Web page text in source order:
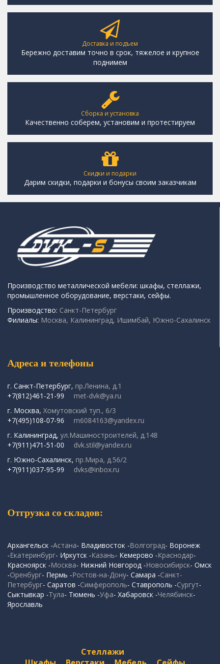
Доставка и подъем
Бережно доставим точно в срок, тяжелое и крупное
поднимем
Сборка и установка
Качественно соберем, установим и протестируем
Скидки и подарки
Дарим скидки, подарки и бонусы своим заказчикам
Производство металлической мебели: шкафы, стеллажи,
промышленное оборудование, верстаки, сейфы.
Производство: Санкт-Петербург
Филиалы: Москва, Калининград, Ишимбай, Южно-Сахалинск
Адреса и телефоны
г. Санкт-Петербург, пр.Ленина, д.1
+7(812)461-21-99
met-dvk@ya.ru
г. Москва, Хомутовский туп., 6/3
+7(495)108-07-96
m6084163@yandex.ru
г. Калининград, ул.Машиностроителей, д.148
+7(911)471-51-00
dvk.stil@yandex.ru
г. Южно-Сахалинск, пр.Мира, д.56/2
+7(911)037-95-99
dvks@inbox.ru
Отгрузка со складов:
Архангельск -Астана- Владивосток -Волгоград- Воронеж
-Екатеринбург- Иркутск -Казань- Кемерово -Краснодар-
Красноярск -Москва- Нижний Новгород -Новосибирск- Омск
-Оренбург- Пермь -Ростов-на-Дону- Самара -Санкт-
Петербург- Саратов -Симферополь- Ставрополь -Сургут-
Сыктывкар -Тула- Тюмень -Уфа- Хабаровск -Челябинск-
Ярославль
Стеллажи